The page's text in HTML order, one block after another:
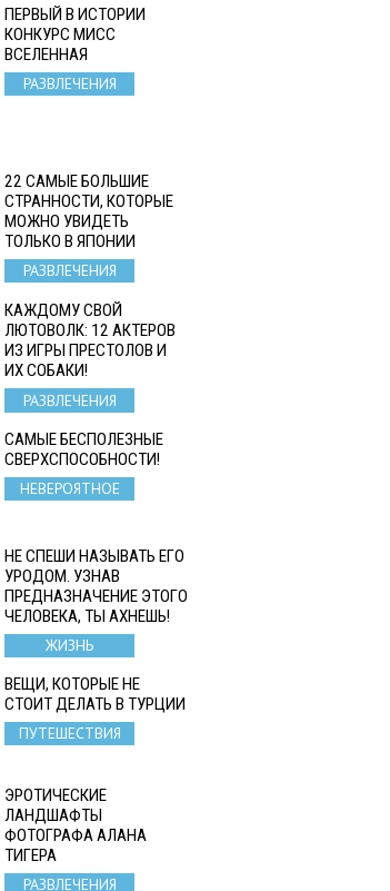
ПЕРВЫЙ В ИСТОРИИ
КОНКУРС МИСС
ВСЕЛЕННАЯ
РАЗВЛЕЧЕНИЯ
22 САМЫЕ БОЛЬШИЕ
СТРАННОСТИ, КОТОРЫЕ
МОЖНО УВИДЕТЬ
ТОЛЬКО В ЯПОНИИ
РАЗВЛЕЧЕНИЯ
КАЖДОМУ СВОЙ
ЛЮТОВОЛК: 12 АКТЕРОВ
ИЗ ИГРЫ ПРЕСТОЛОВ И
ИХ СОБАКИ!
РАЗВЛЕЧЕНИЯ
САМЫЕ БЕСПОЛЕЗНЫЕ
СВЕРХСПОСОБНОСТИ!
НЕВЕРОЯТНОЕ
НЕ СПЕШИ НАЗЫВАТЬ ЕГО
УРОДОМ. УЗНАВ
ПРЕДНАЗНАЧЕНИЕ ЭТОГО
ЧЕЛОВЕКА, ТЫ АХНЕШЬ!
ЖИЗНЬ
ВЕЩИ, КОТОРЫЕ НЕ
СТОИТ ДЕЛАТЬ В ТУРЦИИ
ПУТЕШЕСТВИЯ
ЭРОТИЧЕСКИЕ
ЛАНДШАФТЫ
ФОТОГРАФА АЛАНА
ТИГЕРА
РАЗВЛЕЧЕНИЯ